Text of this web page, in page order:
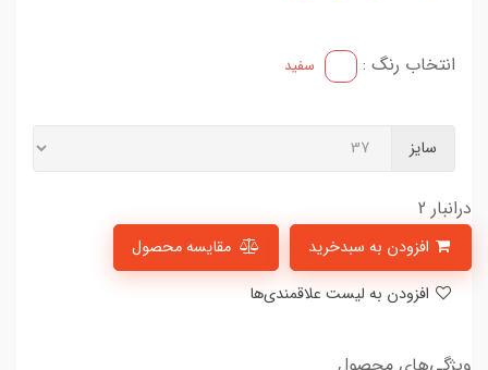
انتخاب رنگ : سفید
سایز
درانبار 2
مقایسه محصول